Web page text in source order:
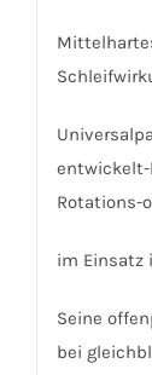
entwickelt-
Rotations-
im Einsatz
Seine
bei